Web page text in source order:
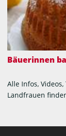
Bäuerinnen
Alle Infos,
Landfrauen